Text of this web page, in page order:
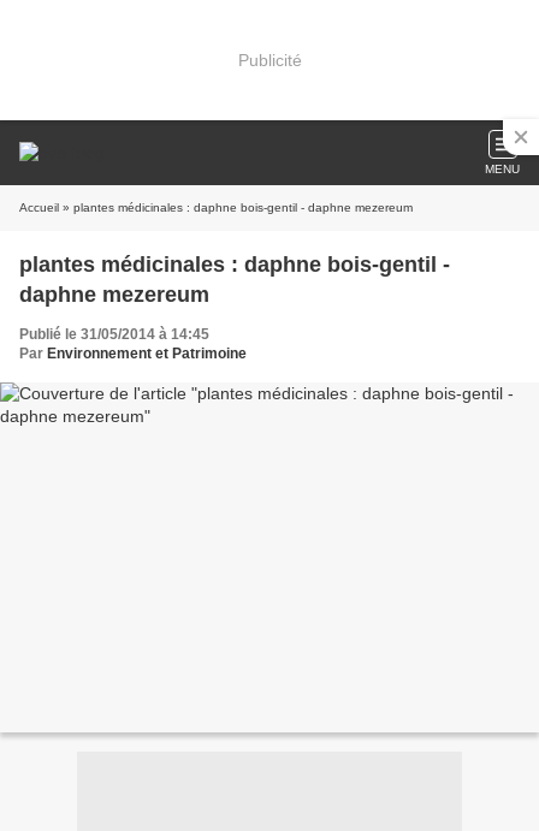
Publicité
MENU
Accueil » plantes médicinales : daphne bois-gentil - daphne mezereum
plantes médicinales : daphne bois-gentil -
daphne mezereum
Publié le 31/05/2014 à 14:45
Par Environnement et Patrimoine